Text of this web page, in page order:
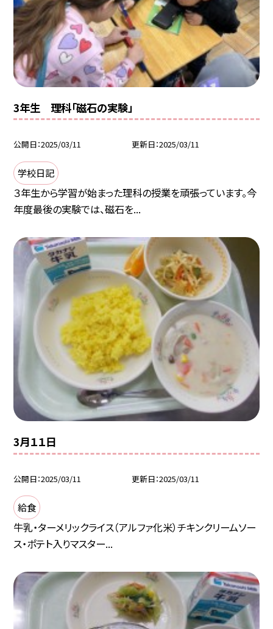
3年生 理科「磁石の実験」
公開日 2025/03/11 更新日 2025/03/11
学校日記
３年生から学習が始まった理科の授業を頑張っています。今
年度最後の実験では、磁石を...
3月１１日
公開日 2025/03/11 更新日 2025/03/11
給食
牛乳・ターメリックライス（アルファ化米）チキンクリームソー
ス・ポテト入りマスター...